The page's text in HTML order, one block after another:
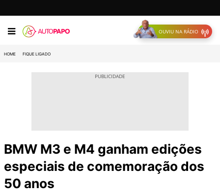
OUVIU NA RÁDIO
HOME FIQUE LIGADO
BMW M3 e M4 ganham edições
especiais de comemoração dos
50 anos